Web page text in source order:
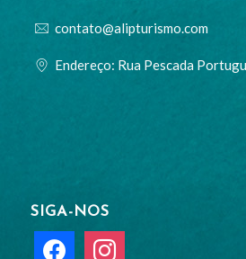
contato@alipturismo.com
Endereço: Rua Pescada
SIGA-NOS